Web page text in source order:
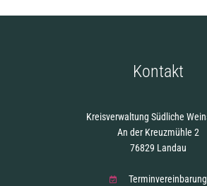
Kontakt
Kreisverwaltung Südliche
An der Kreuzmühle 2
76829 Landau
Terminvereinbarung